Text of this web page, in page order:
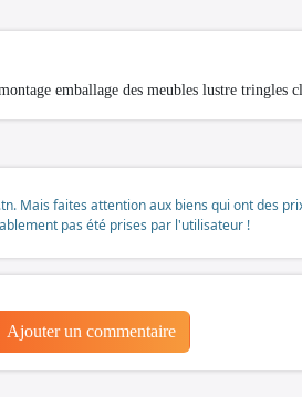
emballage des meubles lustre tringles
Mais faites attention aux biens qui ont des
pas été prises par l'utilisateur !
Ajouter un commentaire